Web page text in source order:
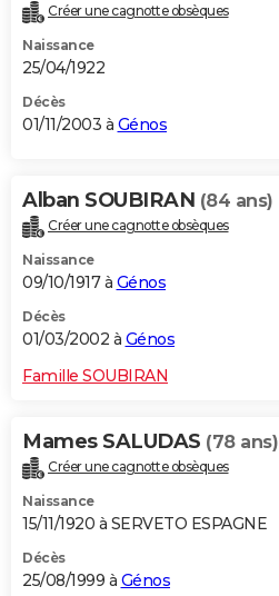
Créer une cagnotte obsèques
Naissance
25/04/1922
Décès
01/11/2003 à Génos
Alban SOUBIRAN (84 ans)
Créer une cagnotte obsèques
Naissance
09/10/1917 à Génos
Décès
01/03/2002 à Génos
Famille SOUBIRAN
Mames SALUDAS (78 ans)
Créer une cagnotte obsèques
Naissance
15/11/1920 à SERVETO ESPAGNE
Décès
25/08/1999 à Génos